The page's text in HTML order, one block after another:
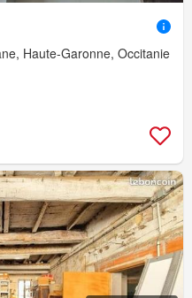
Haute-Garonne, Occitanie